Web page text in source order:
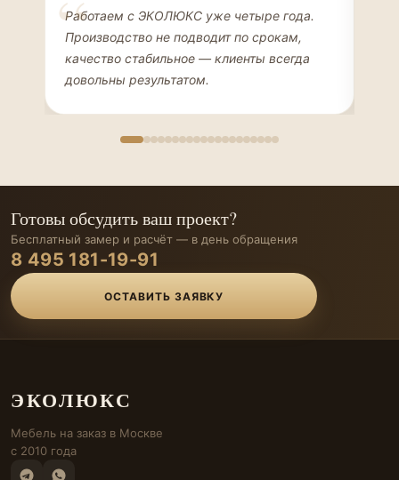
Елена Соколова
ДИЗАЙНЕР ИНТЕРЬЕРОВ
Работаем с ЭКОЛЮКС уже четыре года.
Производство не подводит по срокам,
качество стабильное — клиенты всегда
довольны результатом.
Готовы обсудить ваш проект?
Бесплатный замер и расчёт — в день обращения
8 495 181-19-91
ОСТАВИТЬ ЗАЯВКУ
ЭКОЛЮКС
Мебель на заказ в Москве
с 2010 года